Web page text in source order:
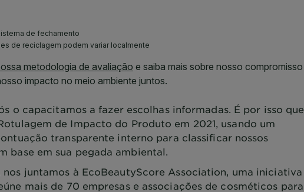
o capacitamos a fazer escolhas informadas. É por isso que
de Impacto do Produto em 2021, usando um
transparente interno para classificar nossos
base em sua pegada ambiental.
nos juntamos à EcoBeautyScore Association, uma iniciativa
mais de 70 empresas e associações de cosméticos para